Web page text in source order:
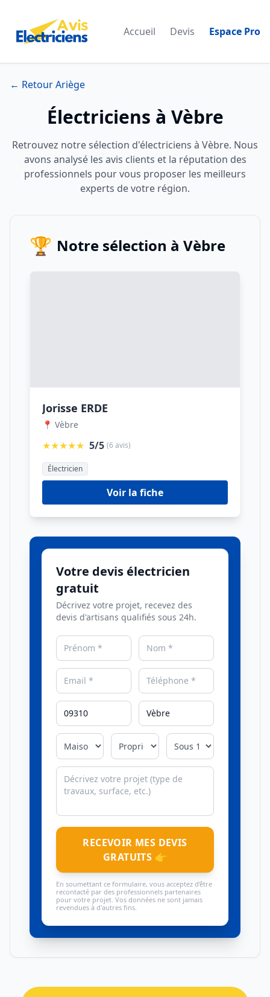
Accueil Devis Espace Pro
← Retour Ariège
Électriciens à Vèbre
Retrouvez notre sélection d'électriciens à Vèbre. Nous
avons analysé les avis clients et la réputation des
professionnels pour vous proposer les meilleurs
experts de votre région.
🏆 Notre sélection à Vèbre
Jorisse ERDE
📍 Vèbre
★★★★★ 5/5 (6 avis)
Électricien
Voir la fiche
Votre devis électricien
gratuit
Décrivez votre projet, recevez des
devis d'artisans qualifiés sous 24h.
RECEVOIR MES DEVIS
GRATUITS 👉
En soumettant ce formulaire, vous acceptez d'être
recontacté par des professionnels partenaires
pour votre projet. Vos données ne sont jamais
revendues à d'autres fins.